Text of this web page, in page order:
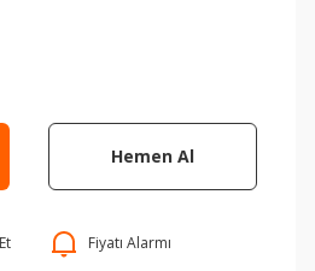
Hemen Al
Fiyatı Alarmı